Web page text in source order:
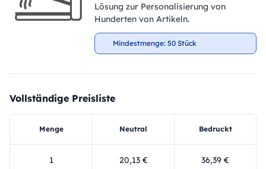
Lösung zur Personalisierung von
Hunderten von Artikeln.
Mindestmenge: 50 Stück
Vollständige Preisliste
Menge Neutral Bedruckt
1 20,13 € 36,39 €